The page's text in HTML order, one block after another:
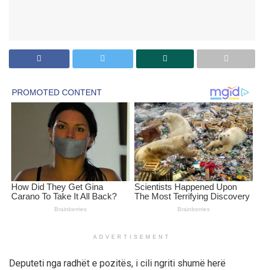
ADVERTISEMENT
Deputeti nga radhët e pozitës, i cili ngriti shumë herë